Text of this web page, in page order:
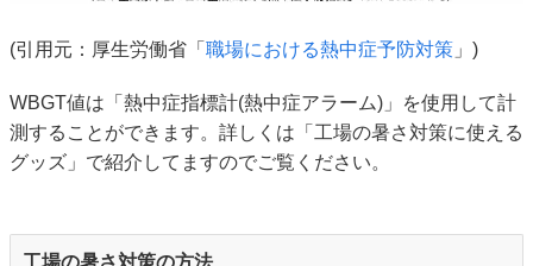
(引用元：厚生労働省「 職場における熱中症予防対策 」)
WBGT値は「熱中症指標計(熱中症アラーム)」を使用して計
測することができます。詳しくは「工場の暑さ対策に使える
グッズ」で紹介してますのでご覧ください。
工場の暑さ対策の方法